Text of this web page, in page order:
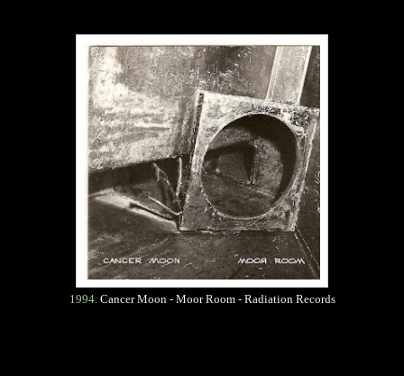
1994.Cancer Moon - Moor Room - Radiation Records